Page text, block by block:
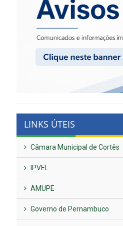
LINKS ÚTEIS
Câmara Municipal de Cortês
IPVEL
AMUPE
Governo de Pernambuco